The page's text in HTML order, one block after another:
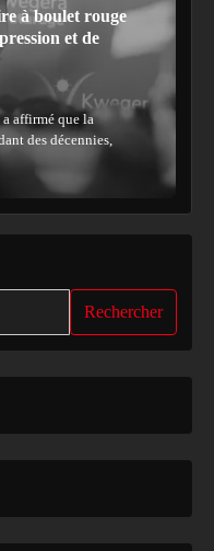
à boulet rouge
et de
affirmé que la
des décennies,
Rechercher